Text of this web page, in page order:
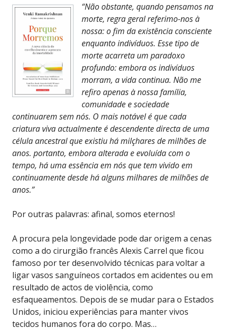
“Não obstante, quando pensamos na
morte, regra geral referimo-nos à
nossa: o fim da existência consciente
enquanto indivíduos. Esse tipo de
morte acarreta um paradoxo
profundo: embora os indivíduos
morram, a vida continua. Não me
refiro apenas à nossa família,
comunidade e sociedade
continuarem sem nós. O mais notável é que cada
criatura viva actualmente é descendente directa de uma
célula ancestral que existiu há milçhares de milhões de
anos. portanto, embora alterada e evoluída com o
tempo, há uma essência em nós que tem vivido em
continuamente desde há alguns milhares de milhões de
anos.”
Por outras palavras: afinal, somos eternos!
A procura pela longevidade pode dar origem a cenas
como a do cirurgião francês Alexis Carrel que ficou
famoso por ter desenvolvido técnicas para voltar a
ligar vasos sanguíneos cortados em acidentes ou em
resultado de actos de violência, como
esfaqueamentos. Depois de se mudar para o Estados
Unidos, iniciou experiências para manter vivos
tecidos humanos fora do corpo. Mas…